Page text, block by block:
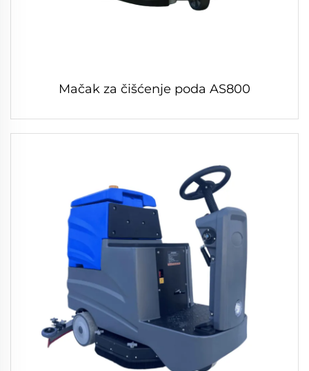
Mačak za čišćenje poda AS800